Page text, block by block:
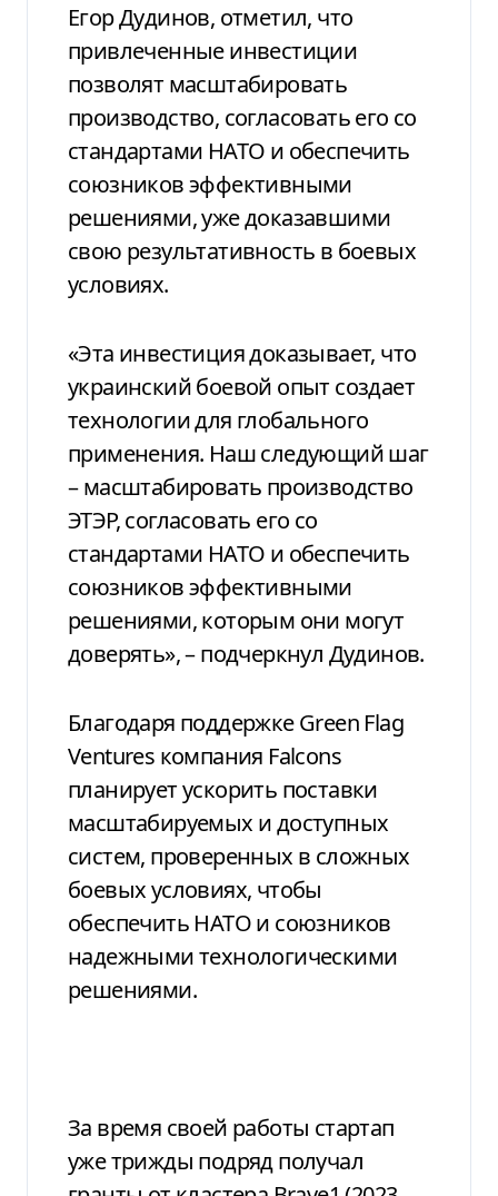
Егор Дудинов, отметил, что
привлеченные инвестиции
позволят масштабировать
производство, согласовать его со
стандартами НАТО и обеспечить
союзников эффективными
решениями, уже доказавшими
свою результативность в боевых
условиях.
«Эта инвестиция доказывает, что
украинский боевой опыт создает
технологии для глобального
применения. Наш следующий шаг
– масштабировать производство
ЭТЭР, согласовать его со
стандартами НАТО и обеспечить
союзников эффективными
решениями, которым они могут
доверять», – подчеркнул Дудинов.
Благодаря поддержке Green Flag
Ventures компания Falcons
планирует ускорить поставки
масштабируемых и доступных
систем, проверенных в сложных
боевых условиях, чтобы
обеспечить НАТО и союзников
надежными технологическими
решениями.
За время своей работы стартап
уже трижды подряд получал